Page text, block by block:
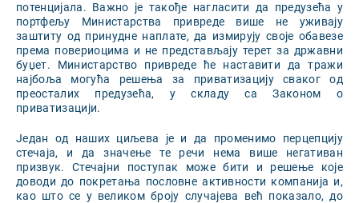
потенцијала. Важно је такође нагласити да предузећа у
портфељу Министарства привреде више не уживају
заштиту од принудне наплате, да измирују своје обавезе
према повериоцима и не представљају терет за државни
буџет. Министарство привреде ће наставити да тражи
најбоља могућа решења за приватизацију сваког од
преосталих предузећа, у складу са Законом о
приватизацији.
Један од наших циљева је и да променимо перцепцију
стечаја, и да значење те речи нема више негативан
призвук. Стечајни поступак може бити и решење које
доводи до покретања пословне активности компанија и,
као што се у великом броју случајева већ показало, до